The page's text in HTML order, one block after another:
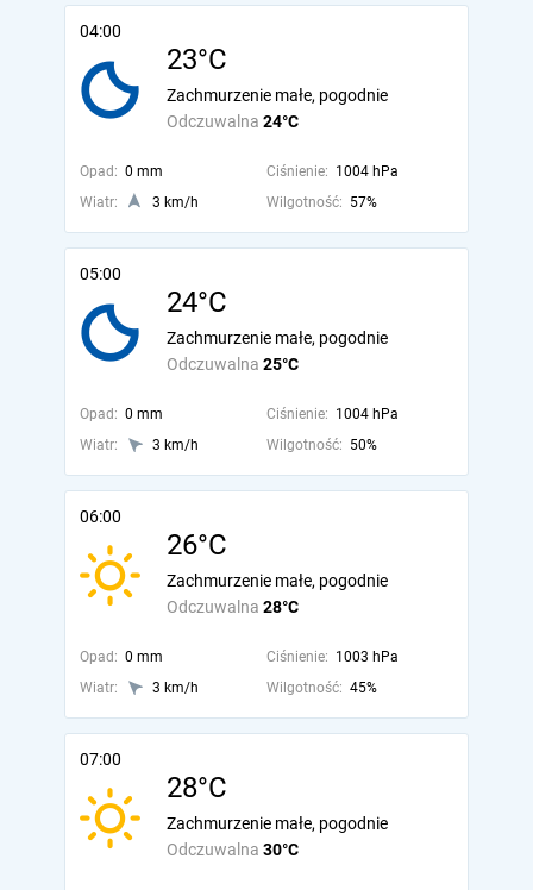
04:00
23°C
Odczuwalna 24°C
Zachmurzenie małe, pogodnie
Opad: 0 mm Ciśnienie: 1004 hPa
Wiatr:
3 km/h Wilgotność: 57%
05:00
24°C
Odczuwalna 25°C
Zachmurzenie małe, pogodnie
Opad: 0 mm Ciśnienie: 1004 hPa
Wiatr:
3 km/h Wilgotność: 50%
06:00
26°C
Odczuwalna 28°C
Zachmurzenie małe, pogodnie
Opad: 0 mm Ciśnienie: 1003 hPa
Wiatr:
3 km/h Wilgotność: 45%
07:00
28°C
Odczuwalna 30°C
Zachmurzenie małe, pogodnie